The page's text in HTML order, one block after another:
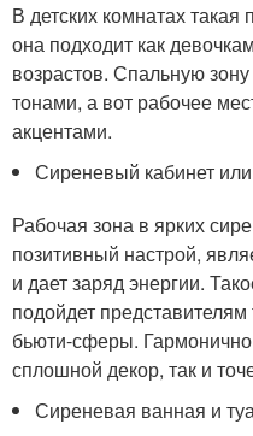
В детских комнатах
она подходит как
возрастов. Спальную
тонами, а вот рабочее
акцентами.
Сиреневый кабинет
Рабочая зона в ярких
позитивный настрой,
и дает заряд энергии.
подойдет
бьюти-сферы. Гармонично
сплошной декор, так и
Сиреневая ванная и